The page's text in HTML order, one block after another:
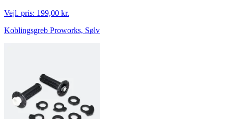
Vejl. pris: 199,00 kr.
Koblingsgreb Proworks, Sølv